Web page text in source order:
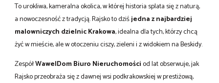
To urokliwa, kameralna okolica, w której historia splata się z naturą,
a nowoczesność z tradycją. Rajsko to dziśjedna z najbardziej
malowniczych dzielnic Krakowa, idealna dla tych, którzy chcą
żyć w mieście, ale w otoczeniu ciszy, zieleni i z widokiem na Beskidy.
ZespółWawelDom Biuro Nieruchomościod lat obserwuje, jak
Rajsko przeobraża się z dawnej wsi podkrakowskiej w prestiżową,